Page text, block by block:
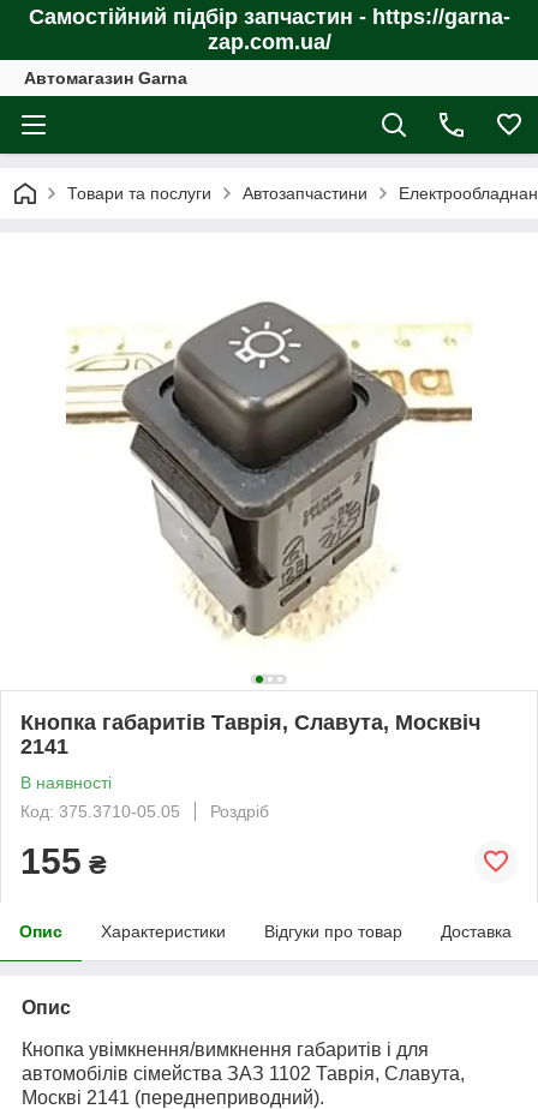
Самостійний підбір запчастин - https://garna-
zap.com.ua/
Автомагазин Garna
Товари та послуги Автозапчастини
Кнопка габаритів Таврія, Славута, Москвіч
2141
В наявності
Код: 375.3710-05.05
Роздріб
155 ₴
Опис Характеристики Відгуки про товар Доставка
Опис
Кнопка увімкнення/вимкнення габаритів і для
автомобілів сімейства ЗАЗ 1102 Таврія, Славута,
Москві 2141 (переднеприводний).